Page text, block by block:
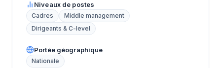
Niveaux de postes
Cadres
Middle management
Dirigeants & C-level
Portée géographique
Nationale